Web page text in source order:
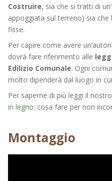
Costruire, sia che si tratti di
appoggiata sul terreno) sia
fisse.
Per capire come avere
dovrà fare riferimento alle
Edilizio Comunale. Ogni
molto dipenderà dal luogo in cui
Per saperne di più leggi il
in legno: cosa fare per non
Montaggio